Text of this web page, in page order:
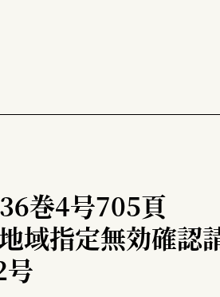
巻4号705頁
域指定無効確認